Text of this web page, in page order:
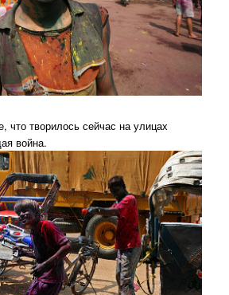
что творилось сейчас на улицах
война.